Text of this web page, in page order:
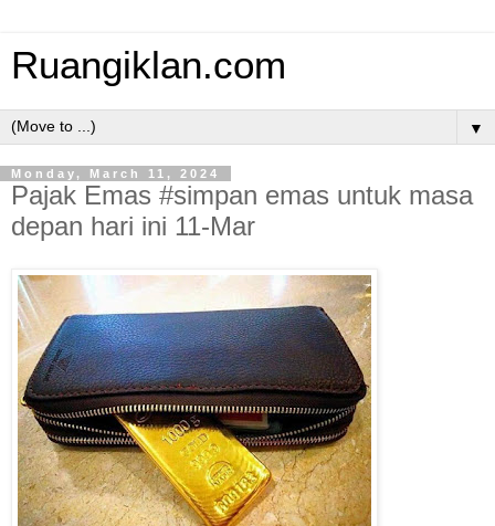
Ruangiklan.com
▼
Monday, March 11, 2024
Pajak Emas #simpan emas untuk masa
depan hari ini 11-Mar